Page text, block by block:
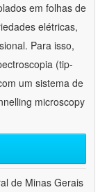
em folhas de
elétricas,
Para isso,
(tip-
um sistema de
microscopy
de Minas Gerais